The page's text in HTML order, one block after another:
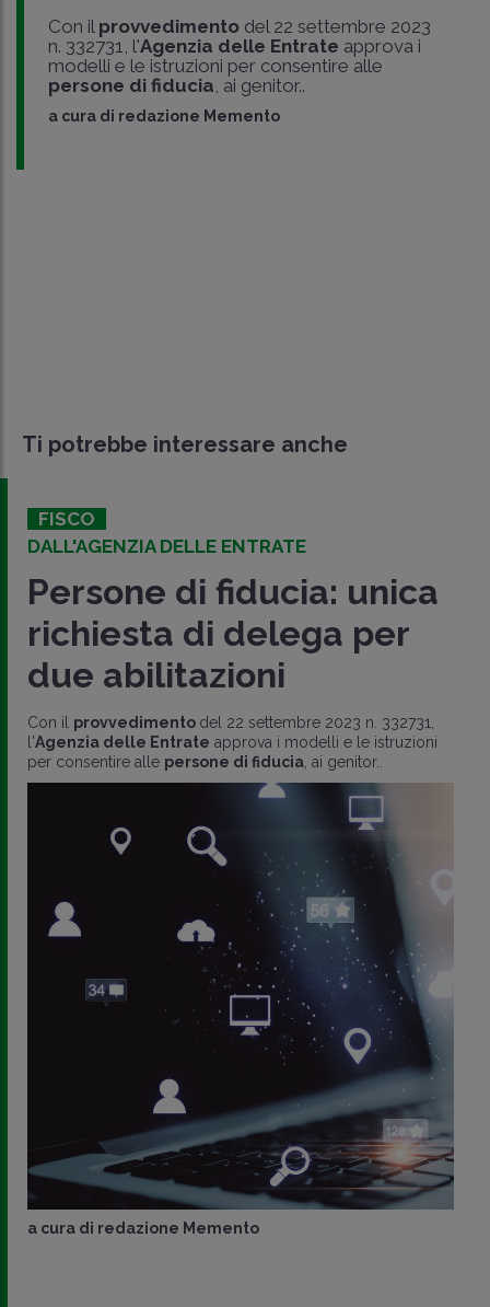
Con il provvedimento del 22 settembre 2023
n. 332731, l'Agenzia delle Entrate approva i
modelli e le istruzioni per consentire alle
persone di fiducia , ai genitor..
a cura di redazione Memento
Ti potrebbe interessare anche
FISCO
DALL'AGENZIA DELLE ENTRATE
Persone di fiducia: unica
richiesta di delega per
due abilitazioni
Con il provvedimento del 22 settembre 2023 n. 332731,
l'Agenzia delle Entrate approva i modelli e le istruzioni
per consentire alle persone di fiducia , ai genitor..
a cura di redazione Memento